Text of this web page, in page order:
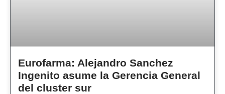
Eurofarma: Alejandro Sanchez
Ingenito asume la Gerencia General
del cluster sur